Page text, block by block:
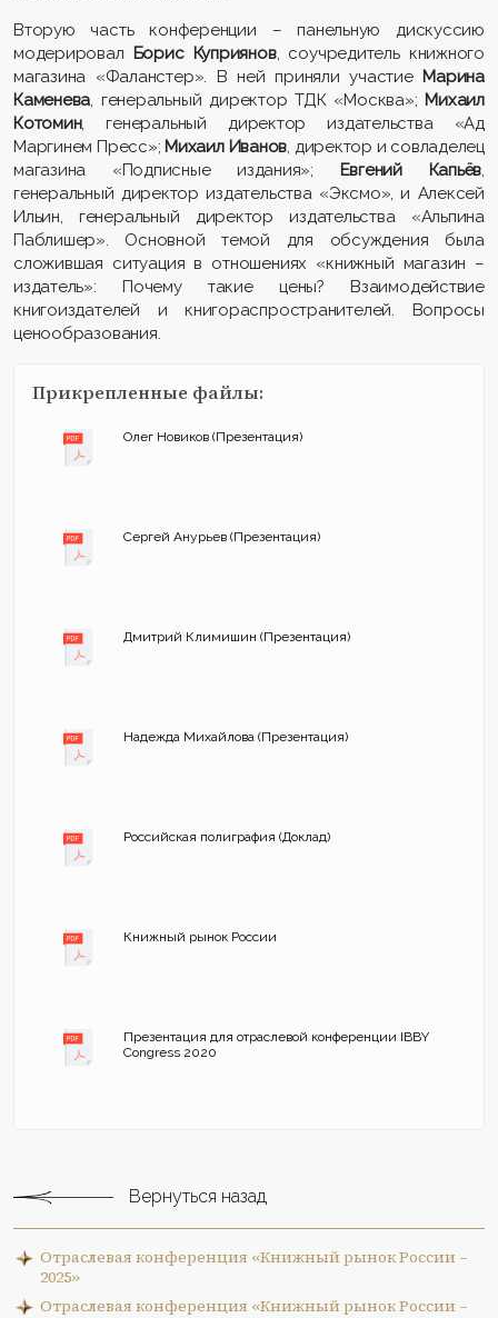
Вторую часть конференции – панельную дискуссию
модерировал Борис Куприянов, соучредитель книжного
магазина «Фаланстер». В ней приняли участие Марина
Каменева, генеральный директор ТДК «Москва»; Михаил
Котомин, генеральный директор издательства «Ад
Маргинем Пресс»; Михаил Иванов, директор и совладелец
магазина «Подписные издания»; Евгений Капьёв,
генеральный директор издательства «Эксмо», и Алексей
Ильин, генеральный директор издательства «Альпина
Паблишер». Основной темой для обсуждения была
сложившая ситуация в отношениях «книжный магазин –
издатель»: Почему такие цены? Взаимодействие
книгоиздателей и книгораспространителей. Вопросы
ценообразования.
Прикрепленные файлы:
Олег Новиков (Презентация)
Сергей Анурьев (Презентация)
Дмитрий Климишин (Презентация)
Надежда Михайлова (Презентация)
Российская полиграфия (Доклад)
Книжный рынок России
Презентация для отраслевой конференции IBBY
Congress 2020
Вернуться назад
Отраслевая конференция «Книжный рынок России –
2025»
Отраслевая конференция «Книжный рынок России –